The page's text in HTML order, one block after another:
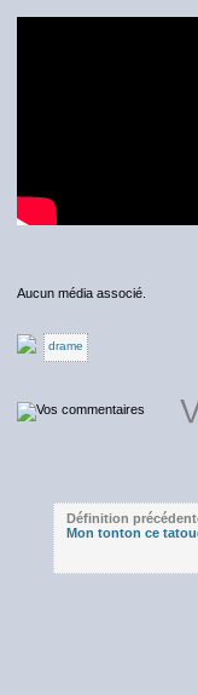
Aucun média associé.
drame
Définition
Mon tonton ce